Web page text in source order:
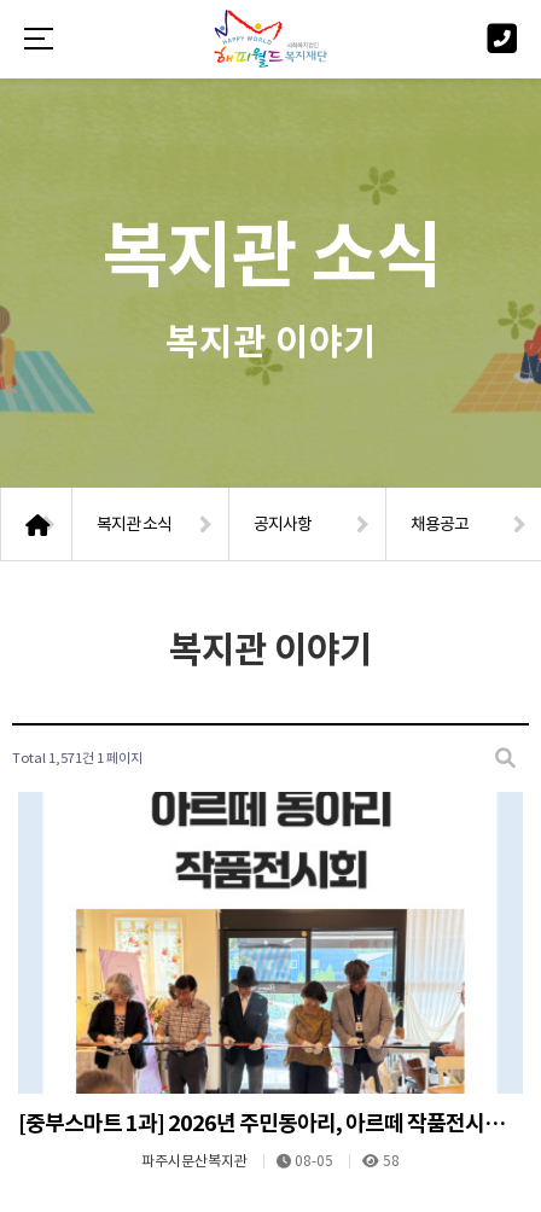
복지관 소식
복지관 이야기
복지관 소식 공지사항 채용공고
복지관 이야기
Total 1,571건 1 페이지
[중부스마트 1과] 2026년 주민동아리, 아르떼 작품전시회 기념식 진행
파주시문산복지관 08-05 58